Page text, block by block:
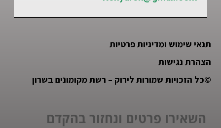
תנאי שימוש ומדיניות פרטיות
הצהרת נגישות
©כל הזכויות שמורות לירוק – רשת מקומונים בשרון
השאירו פרטים ונחזור בהקדם